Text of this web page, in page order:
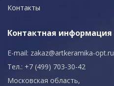
Контакты
Контактная информация
E-mail: zakaz@artkeramika-opt.ru
Тел.: +7 (499) 703-30-42
Московская область,